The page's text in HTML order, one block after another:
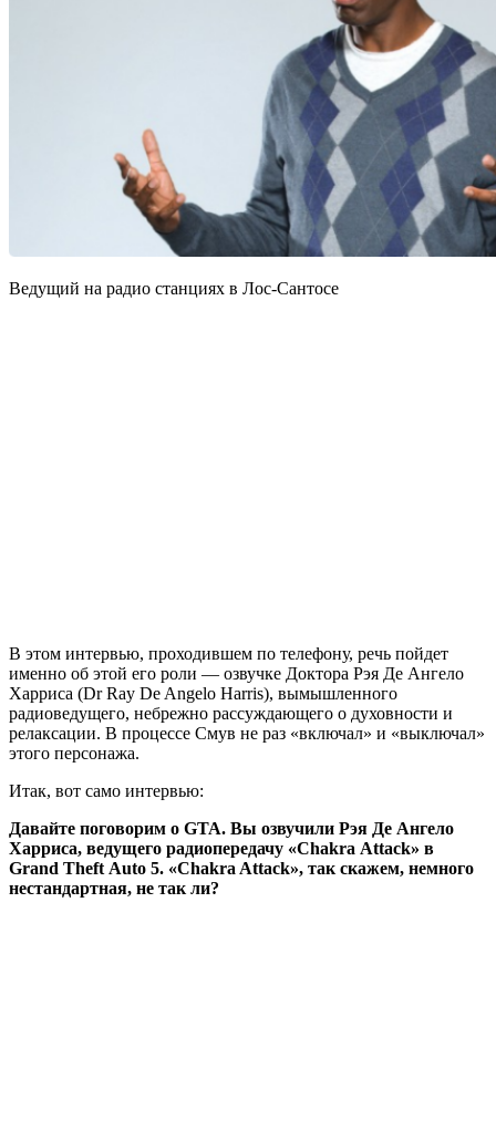
Ведущий на радио станциях в Лос-Сантосе
В этом интервью, проходившем по телефону, речь пойдет
именно об этой его роли — озвучке Доктора Рэя Де Ангело
Харриса (Dr Ray De Angelo Harris), вымышленного
радиоведущего, небрежно рассуждающего о духовности и
релаксации. В процессе Смув не раз «включал» и «выключал»
этого персонажа.
Итак, вот само интервью:
Давайте поговорим о GTA. Вы озвучили Рэя Де Ангело
Харриса, ведущего радиопередачу «Chakra Attack» в
Grand Theft Auto 5. «Chakra Attack», так скажем, немного
нестандартная, не так ли?